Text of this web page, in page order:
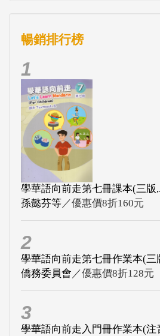
暢銷排行榜
1
學華語向前走第七冊課本(三版
孫懿芬等／優惠價8折160元
2
學華語向前走第七冊作業本(三
僑務委員會 ／優惠價8折128元
3
學華語向前走入門冊作業本(注